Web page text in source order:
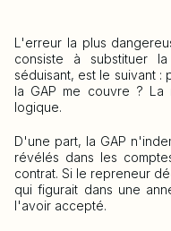
L'erreur la plus
consiste à substituer
séduisant, est le suivant
la GAP me couvre ? La
logique.
D'une part, la GAP
révélés dans les
contrat. Si le repreneur
qui figurait dans une
l'avoir accepté.